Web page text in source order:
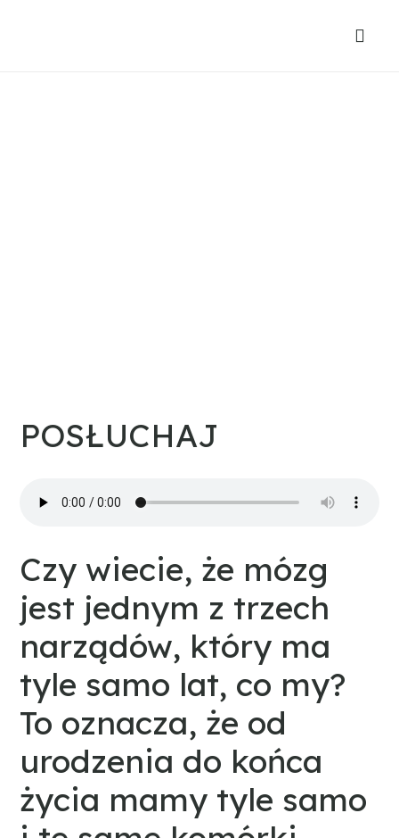
POSŁUCHAJ
Czy wiecie, że mózg
jest jednym z trzech
narządów, który ma
tyle samo lat, co my?
To oznacza, że od
urodzenia do końca
życia mamy tyle samo